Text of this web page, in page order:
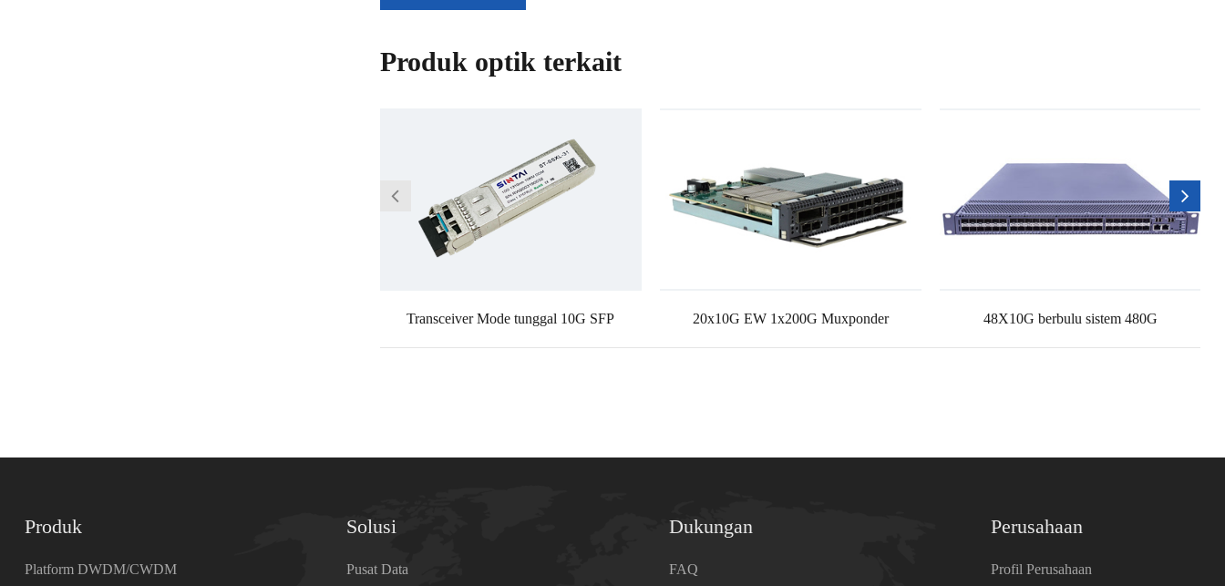
Produk optik terkait
Transceiver Mode tunggal 10G SFP 20x10G EW 1x200G Muxponder 48X10G berbulu sistem 480G
Produk
Platform DWDM/CWDM
Solusi
Pusat Data
Dukungan
FAQ
Perusahaan
Profil Perusahaan